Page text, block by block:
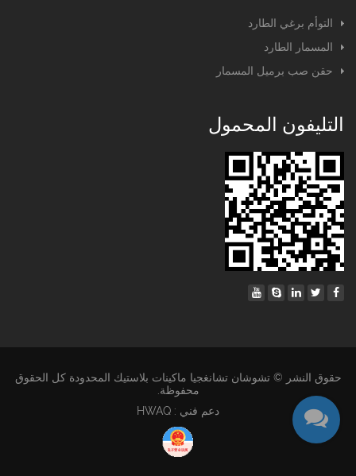
التوأم برغي الطارد
المسمار الطارد
حقن صب برميل المسمار
التليفون المحمول
حقوق النشر © تشوشان تشانغجيا ماكينات بلاستيك المحدودة كل الحقوق
محفوظة.
دعم فني : HWAQ